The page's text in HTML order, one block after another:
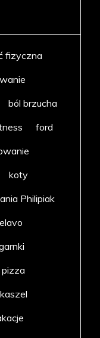
fizyczna
ból brzucha
ford
koty
Philipiak
pizza